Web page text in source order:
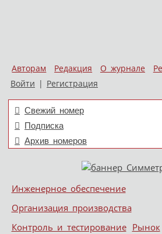
Авторам Редакция О журнале
Войти | Регистрация
Свежий номер
Подписка
Архив номеров
Меню
Skip to content
Инженерное обеспечение
Организация производства
Контроль и тестирование Рынок